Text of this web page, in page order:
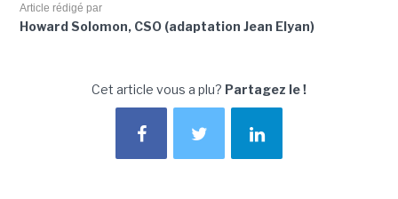
Article rédigé par
Howard Solomon, CSO (adaptation Jean Elyan)
Cet article vous a plu? Partagez le !